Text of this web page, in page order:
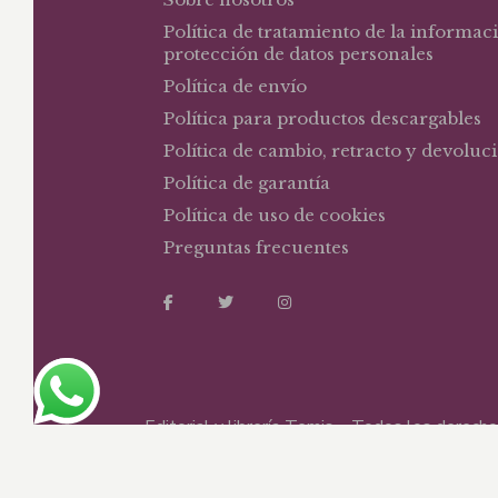
Política de tratamiento de la
protección de datos personales
Política de envío
Política para productos descargables
Política de cambio, retracto y
Política de garantía
Política de uso de cookies
Preguntas frecuentes
Editorial y librería Temis – Todos los